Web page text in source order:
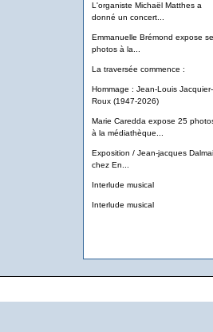
L'organiste Michaël Matthes a
donné un concert...
Emmanuelle Brémond expose
photos à la...
La traversée commence :
Hommage : Jean-Louis Jacquier-
Roux (1947-2026)
Marie Caredda expose 25
à la médiathèque...
Exposition / Jean-jacques
chez En...
Interlude musical
Interlude musical